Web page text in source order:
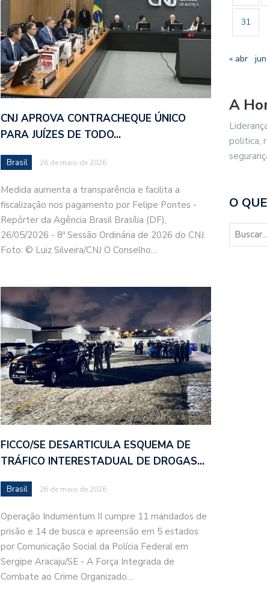
CNJ APROVA CONTRACHEQUE ÚNICO
PARA JUÍZES DE TODO…
Brasil 26 de maio de 2026
Medida aumenta a transparência e facilita a
fiscalização nos pagamento por Felipe Pontes -
Repórter da Agência Brasil Brasília (DF),
26/05/2026 - 8ª Sessão Ordinária de 2026 do CNJ.
Foto: © Luiz Silveira/CNJ O Conselho…
FICCO/SE DESARTICULA ESQUEMA DE
TRÁFICO INTERESTADUAL DE DROGAS…
Brasil 26 de maio de 2026
Operação Indumentum II cumpre 11 mandados de
prisão e 14 de busca e apreensão em 5 estados
por Comunicação Social da Polícia Federal em
Sergipe Aracaju/SE - A Força Integrada de
Combate ao Crime Organizado…
31
« abr
A
politica,
O